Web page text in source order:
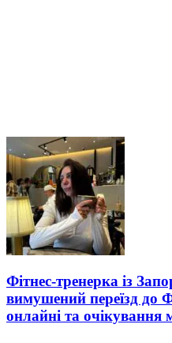
Фітнес-тренерка із
вимушений переїзд до
онлайні та очікування